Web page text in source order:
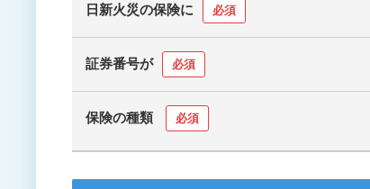
日新火災の保険に 必須
証券番号が 必須
保険の種類 必須